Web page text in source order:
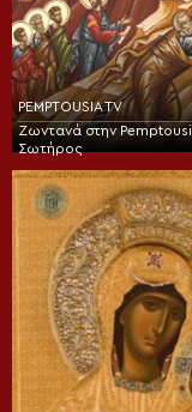
PEMPTOUSIA TV
Ζωντανά στην
Σωτήρος